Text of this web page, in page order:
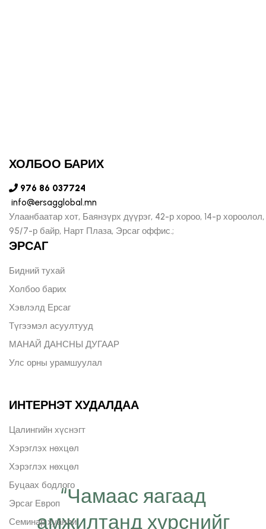
“Чамаас яагаад
амжилтанд хүрснийг
ХОЛБОО БАРИХ
976 86 037724
info@ersagglobal.mn
Улаанбаатар хот, Баянзүрх дүүрэг, 42-р хороо, 14-р хороолол,
95/7-р байр, Нарт Плаза, Эрсаг оффис.;
ЭРСАГ
Бидний тухай
Холбоо барих
Хэвлэлд Ерсаг
Түгээмэл асуултууд
МАНАЙ ДАНСНЫ ДУГААР
Улс орны урамшуулал
ИНТЕРНЭТ ХУДАЛДАА
Цалингийн хүснэгт
Хэрэглэх нөхцөл
Хэрэглэх нөхцөл
Буцаах бодлого
Эрсаг Европ
Семинар хуанли